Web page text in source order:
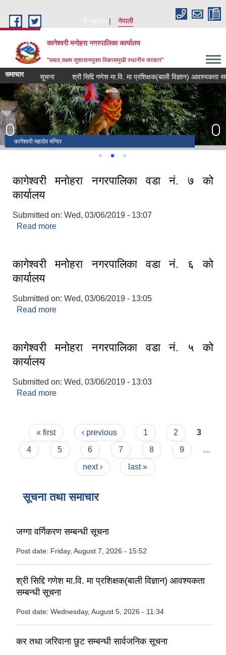
English
नेपाली
कागेश्वरी मनोहरा नगरपालिका कार्यालय
"सबल,सक्षम सुशासनयुक्त विकासमुखी स्थानीय सरकार"
समाचार
सूचना श्री सिद्दि गणेश मा.वि. मा प्रशिक्षक(बाली विज्ञान) आवश्यकता सम्बन्धी
नवतनधाम
कागेश्वरी महादेव मन्दिर
व्यक्तिगत घटना दर्ता सप्ताह
कागेश्वरी मनोहरा नगरपालिका वडा नं. ७ को
कार्यालय
Submitted on: Wed, 03/06/2019 - 13:07
Read more
कागेश्वरी मनोहरा नगरपालिका वडा नं. ६ को
कार्यालय
Submitted on: Wed, 03/06/2019 - 13:05
Read more
कागेश्वरी मनोहरा नगरपालिका वडा नं. ५ को
कार्यालय
Submitted on: Wed, 03/06/2019 - 13:03
Read more
Pages
« first ‹ previous 1 2
3
4
5 6 7 8 9
…
next ›
last »
सूचना तथा समाचार
जग्गा वर्गिकरण सम्बन्धी सूचना
Post date: Friday, August 7, 2026 - 15:52
श्री सिद्दि गणेश मा.वि. मा प्रशिक्षक(बाली विज्ञान) आवश्यकता
सम्बन्धी सूचना
Post date: Wednesday, August 5, 2026 - 11:34
कर तथा जरिवाना छुट सम्बन्धी सार्वजनिक सूचना